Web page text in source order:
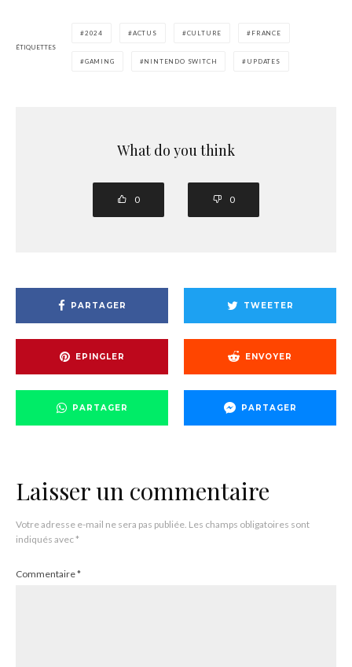
ÉTIQUETTES
2024 ACTUS CULTURE FRANCE
GAMING NINTENDO SWITCH UPDATES
What do you think
0 0
PARTAGER TWEETER
EPINGLER ENVOYER
PARTAGER PARTAGER
Laisser un commentaire
Votre adresse e-mail ne sera pas publiée. Les champs obligatoires sont
indiqués avec*
Commentaire*